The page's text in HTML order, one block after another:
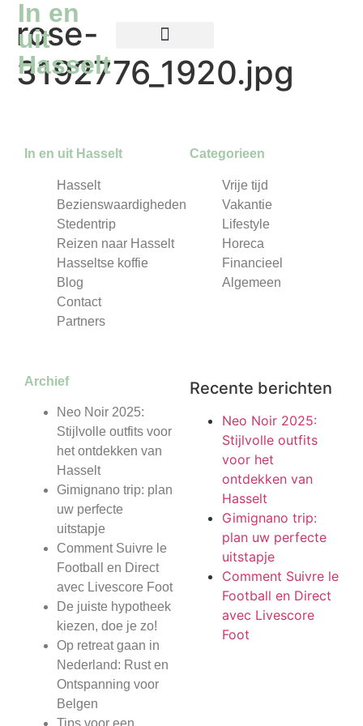
In en
uit
Hasselt
rose-
3192776_1920.jpg
In en uit Hasselt
Hasselt
Bezienswaardigheden
Stedentrip
Reizen naar Hasselt
Hasseltse koffie
Blog
Contact
Partners
Categorieen
Vrije tijd
Vakantie
Lifestyle
Horeca
Financieel
Algemeen
Archief
Neo Noir 2025:
Stijlvolle outfits voor
het ontdekken van
Hasselt
Gimignano trip: plan
uw perfecte
uitstapje
Comment Suivre le
Football en Direct
avec Livescore Foot
De juiste hypotheek
kiezen, doe je zo!
Op retreat gaan in
Nederland: Rust en
Ontspanning voor
Belgen
Recente berichten
Neo Noir 2025:
Stijlvolle outfits
voor het
ontdekken van
Hasselt
Gimignano trip:
plan uw perfecte
uitstapje
Comment Suivre le
Football en Direct
avec Livescore
Foot